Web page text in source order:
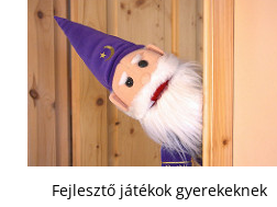
Fejlesztő játékok gyerekeknek